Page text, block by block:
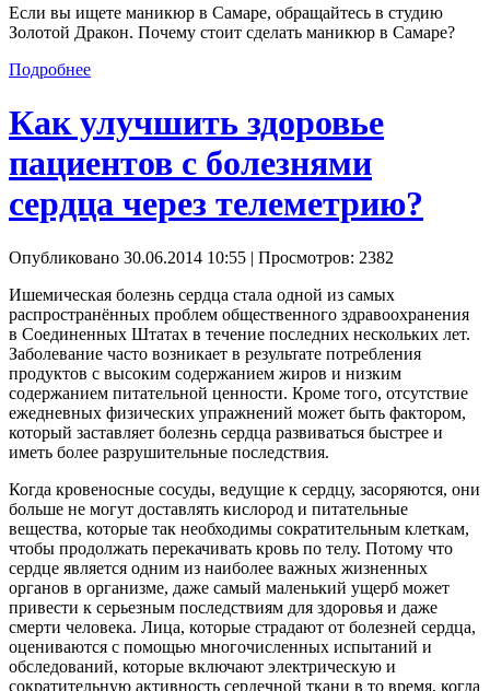
Если вы ищете маникюр в Самаре, обращайтесь в студию
Золотой Дракон. Почему стоит сделать маникюр в Самаре?
Подробнее
Как улучшить здоровье
пациентов с болезнями
сердца через телеметрию?
Опубликовано 30.06.2014 10:55 | Просмотров: 2382
Ишемическая болезнь сердца стала одной из самых
распространённых проблем общественного здравоохранения
в Соединенных Штатах в течение последних нескольких лет.
Заболевание часто возникает в результате потребления
продуктов с высоким содержанием жиров и низким
содержанием питательной ценности. Кроме того, отсутствие
ежедневных физических упражнений может быть фактором,
который заставляет болезнь сердца развиваться быстрее и
иметь более разрушительные последствия.
Когда кровеносные сосуды, ведущие к сердцу, засоряются, они
больше не могут доставлять кислород и питательные
вещества, которые так необходимы сократительным клеткам,
чтобы продолжать перекачивать кровь по телу. Потому что
сердце является одним из наиболее важных жизненных
органов в организме, даже самый маленький ущерб может
привести к серьезным последствиям для здоровья и даже
смерти человека. Лица, которые страдают от болезней сердца,
оцениваются с помощью многочисленных испытаний и
обследований, которые включают электрическую и
сократительную активность сердечной ткани в то время, когда